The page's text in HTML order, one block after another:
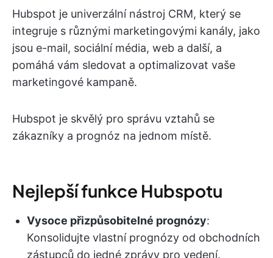
Hubspot je univerzální nástroj CRM, který se
integruje s různými marketingovými kanály, jako
jsou e-mail, sociální média, web a další, a
pomáhá vám sledovat a optimalizovat vaše
marketingové kampaně.
Hubspot je skvělý pro správu vztahů se
zákazníky a prognóz na jednom místě.
Nejlepší funkce Hubspotu
Vysoce přizpůsobitelné prognózy:
Konsolidujte vlastní prognózy od obchodních
zástupců do jedné zprávy pro vedení.